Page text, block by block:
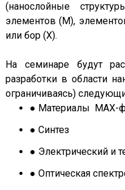
(нанослойные
элементов (M),
или бор (X).
На семинаре будут
разработки в области
ограничиваясь)
● Материалы MAX-
● Синтез
● Электрический и
● Оптическая